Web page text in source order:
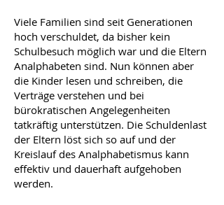
Viele Familien sind seit Generationen
hoch verschuldet, da bisher kein
Schulbesuch möglich war und die Eltern
Analphabeten sind. Nun können aber
die Kinder lesen und schreiben, die
Verträge verstehen und bei
bürokratischen Angelegenheiten
tatkräftig unterstützen. Die Schuldenlast
der Eltern löst sich so auf und der
Kreislauf des Analphabetismus kann
effektiv und dauerhaft aufgehoben
werden.